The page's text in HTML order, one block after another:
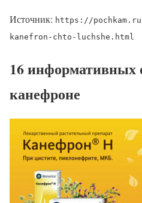
Источник: https://
kanefron-chto-luchshe.html
16 информативных
канефроне